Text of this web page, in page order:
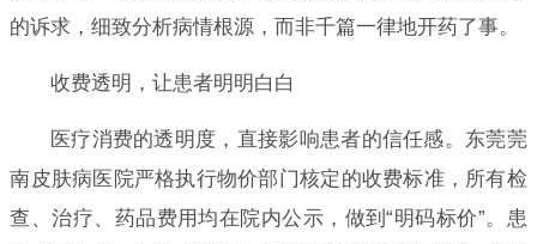
的诉求，细致分析病情根源，而非千篇一律地开药了事。
收费透明，让患者明明白白
医疗消费的透明度，直接影响患者的信任感。东莞莞
南皮肤病医院严格执行物价部门核定的收费标准，所有检
查、治疗、药品费用均在院内公示，做到“明码标价”。患